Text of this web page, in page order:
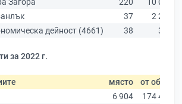
Загора 220
10 079
37
2 284
дейност (4661)
38 321
за 2022 г.
място от общо
6 904
174 403